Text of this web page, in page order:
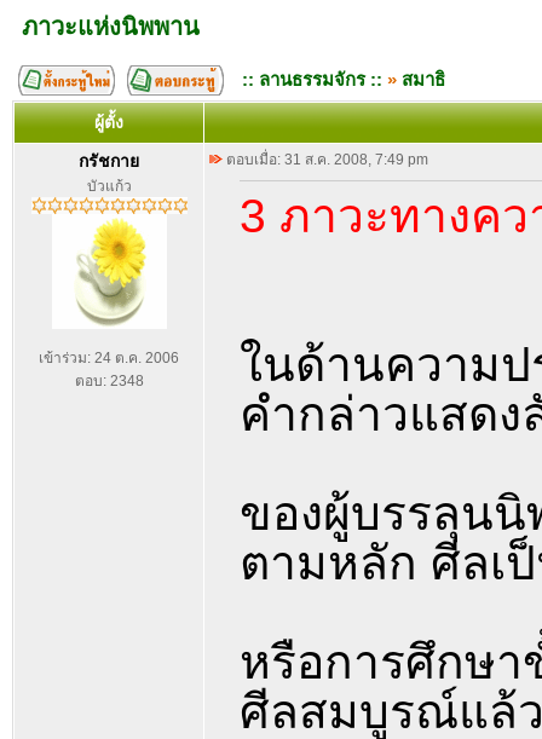
ภาวะแห่งนิพพาน
:: ลานธรรมจักร :: » สมาธิ
ผู้ตั้ง
กรัชกาย
บัวแก้ว
เข้าร่วม: 24 ต.ค. 2006
ตอบ: 2348
ตอบเมื่อ: 31 ส.ค. 2008, 7:49 pm
3 ภาวะทางค
ในด้านความป
คำกล่าวแสด
ของผู้บรรลุนนิ
ตามหลัก ศีลเ
หรือการศึกษ
ศีลสมบูรณ์แล้